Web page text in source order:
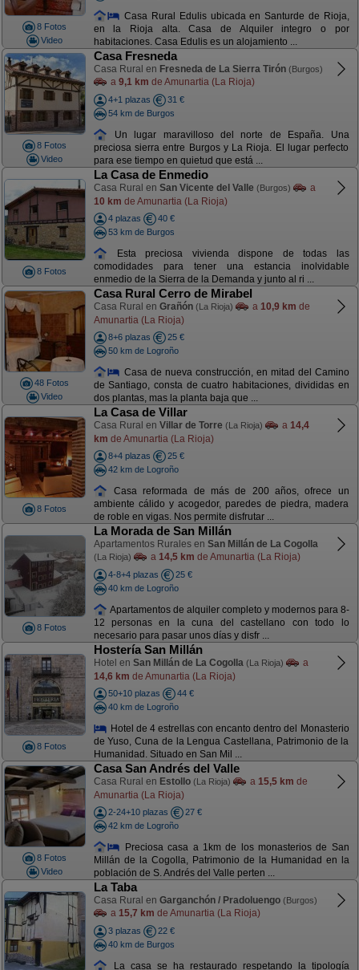
8 Fotos
Video
Casa Rural Edulis ubicada en Santurde de Rioja,
en la Rioja alta. Casa de Alquiler integro o por
habitaciones. Casa Edulis es un alojamiento ...
8 Fotos
Video
Casa Fresneda
Casa Rural en Fresneda de La Sierra Tirón (Burgos)
a 9,1 km de Amunartia (La Rioja)
4+1 plazas
31 €
54 km de Burgos
Un lugar maravilloso del norte de España. Una
preciosa sierra entre Burgos y La Rioja. El lugar perfecto
para ese tiempo en quietud que está ...
8 Fotos
La Casa de Enmedio
Casa Rural en San Vicente del Valle (Burgos)
a
10 km de Amunartia (La Rioja)
4 plazas
40 €
53 km de Burgos
Esta preciosa vivienda dispone de todas las
comodidades para tener una estancia inolvidable
enmedio de la Sierra de la Demanda y junto al ri ...
48 Fotos
Video
Casa Rural Cerro de Mirabel
Casa Rural en Grañón (La Rioja) a 10,9 km de
Amunartia (La Rioja)
8+6 plazas
25 €
50 km de Logroño
Casa de nueva construcción, en mitad del Camino
de Santiago, consta de cuatro habitaciones, divididas en
dos plantas, mas la planta baja que ...
8 Fotos
La Casa de Villar
Casa Rural en Villar de Torre (La Rioja) a 14,4
km de Amunartia (La Rioja)
8+4 plazas
25 €
42 km de Logroño
Casa reformada de más de 200 años, ofrece un
ambiente cálido y acogedor, paredes de piedra, madera
de roble en vigas. Nos permite disfrutar ...
8 Fotos
La Morada de San Millán
Apartamentos Rurales en San Millán de La Cogolla
(La Rioja) a 14,5 km de Amunartia (La Rioja)
4-8+4 plazas
25 €
40 km de Logroño
Apartamentos de alquiler completo y modernos para 8-
12 personas en la cuna del castellano con todo lo
necesario para pasar unos días y disfr ...
8 Fotos
Hostería San Millán
Hotel en San Millán de La Cogolla (La Rioja)
a
14,6 km de Amunartia (La Rioja)
50+10 plazas
44 €
40 km de Logroño
Hotel de 4 estrellas con encanto dentro del Monasterio
de Yuso, Cuna de la Lengua Castellana, Patrimonio de la
Humanidad. Situado en San Mil ...
8 Fotos
Video
Casa San Andrés del Valle
Casa Rural en Estollo (La Rioja) a 15,5 km de
Amunartia (La Rioja)
2-24+10 plazas
27 €
42 km de Logroño
Preciosa casa a 1km de los monasterios de San
Millán de la Cogolla, Patrimonio de la Humanidad en la
población de S. Andrés del Valle perten ...
La Taba
Casa Rural en Garganchón / Pradoluengo (Burgos)
a 15,7 km de Amunartia (La Rioja)
3 plazas
22 €
40 km de Burgos
La casa se ha restaurado respetando la tipología